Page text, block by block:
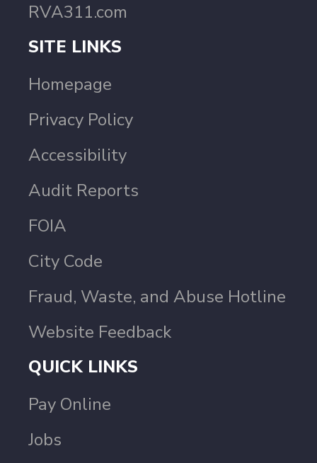
RVA311.com
SITE LINKS
Homepage
Privacy Policy
Accessibility
Audit Reports
FOIA
City Code
Fraud, Waste, and Abuse Hotline
Website Feedback
QUICK LINKS
Pay Online
Jobs